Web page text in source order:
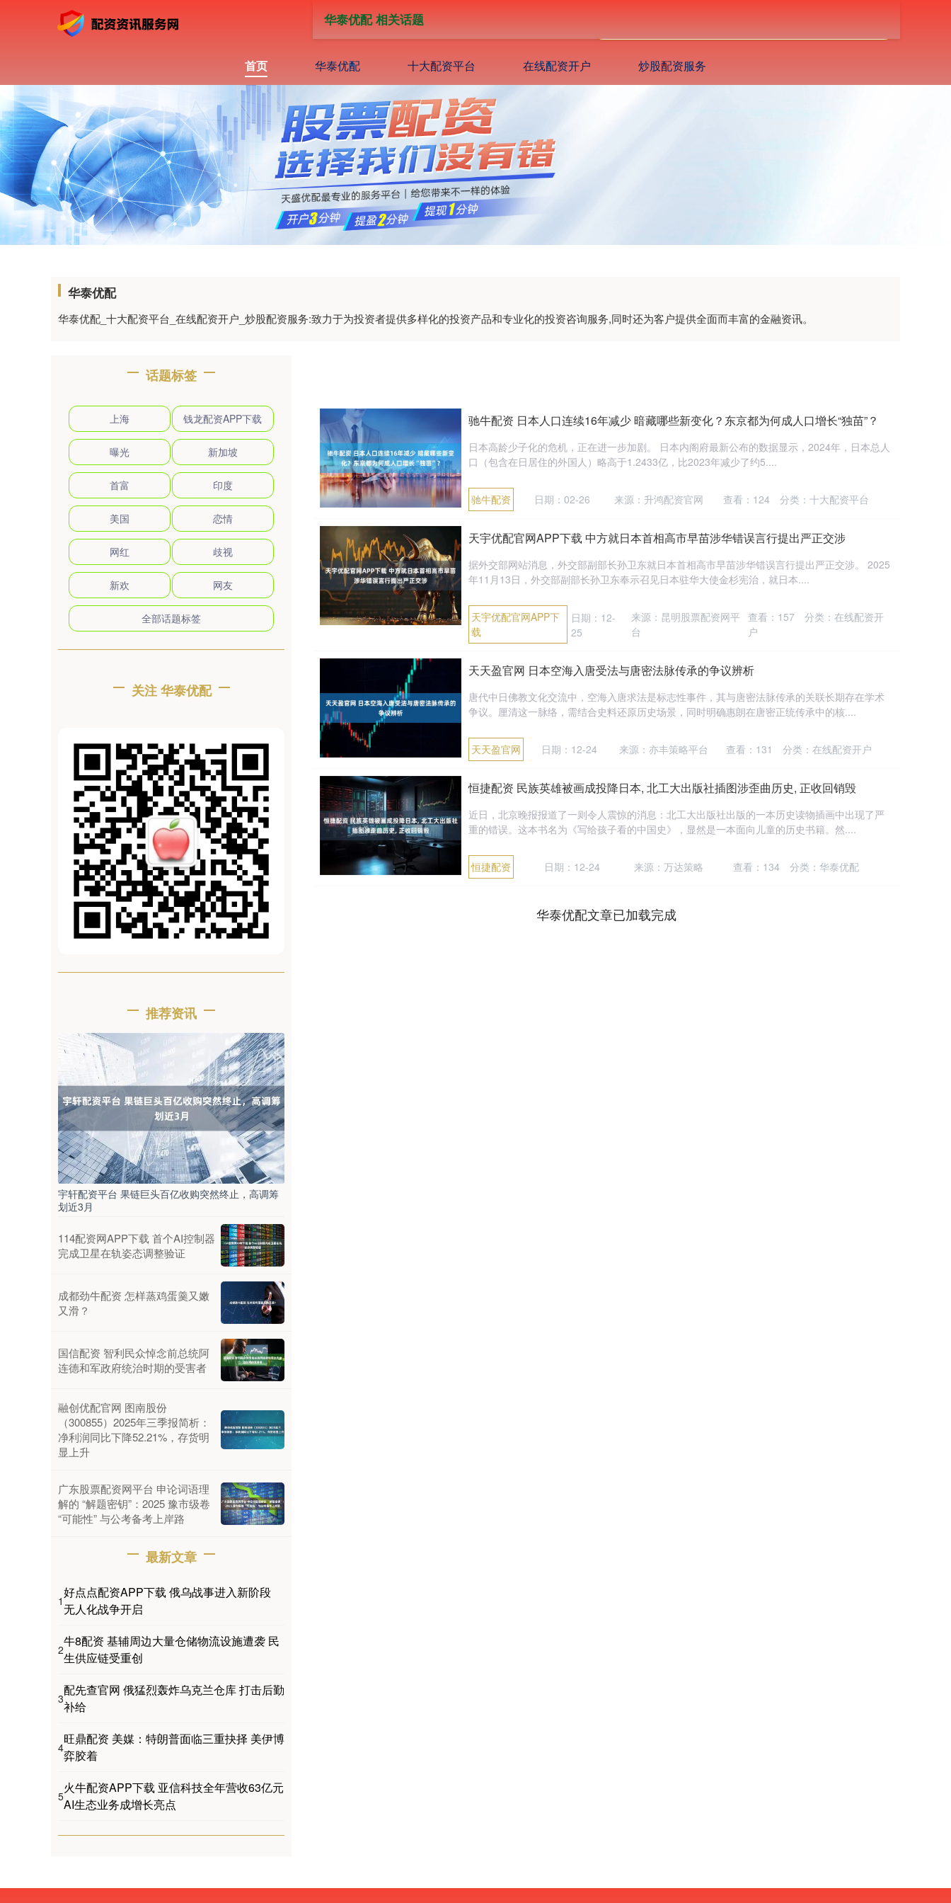
首页 华泰优配 十大配资平台 在线配资开户 炒股配资服务
华泰优配
华泰优配_十大配资平台_在线配资开户_炒股配资服务:致力于为投资者提供多样化的投资产品和专业化的投资咨询服务,同时还为客户提供全面而丰富的金融资讯。
华泰优配 相关话题
驰牛配资 日本人口连续16年减少 暗藏哪些新变化？东京都为何成人口增长“独苗”？
日本高龄少子化的危机，正在进一步加剧。 日本内阁府最新公布的数据显示，2024年，日本总人
口（包含在日居住的外国人）略高于1.2433亿，比2023年减少了约5....
驰牛配资 日期：02-26 来源：升鸿配资官网 查看： 124 分类：十大配资平台
天宇优配官网APP下载 中方就日本首相高市早苗涉华错误言行提出严正交涉
据外交部网站消息，外交部副部长孙卫东就日本首相高市早苗涉华错误言行提出严正交涉。 2025
年11月13日，外交部副部长孙卫东奉示召见日本驻华大使金杉宪治，就日本....
天宇优配官网APP下
载
日期：12-
25
来源：昆明股票配资网平
台
查看： 157 分类： 在线配资开
户
天天盈官网 日本空海入唐受法与唐密法脉传承的争议辨析
唐代中日佛教文化交流中，空海入唐求法是标志性事件，其与唐密法脉传承的关联长期存在学术
争议。厘清这一脉络，需结合史料还原历史场景，同时明确惠朗在唐密正统传承中的核....
天天盈官网 日期：12-24 来源：亦丰策略平台 查看： 131 分类： 在线配资开户
恒捷配资 民族英雄被画成投降日本, 北工大出版社插图涉歪曲历史, 正收回销毁
近日，北京晚报报道了一则令人震惊的消息：北工大出版社出版的一本历史读物插画中出现了严
重的错误。这本书名为《写给孩子看的中国史》，显然是一本面向儿童的历史书籍。然....
恒捷配资 日期：12-24 来源：万达策略 查看： 134 分类：华泰优配
华泰优配文章已加载完成
话题标签
上海 钱龙配资APP下载
曝光 新加坡
首富 印度
美国 恋情
网红 歧视
新欢 网友
全部话题标签
关注 华泰优配
推荐资讯
宇轩配资平台 果链巨头百亿收购突然终止，高调筹
划近3月
114配资网APP下载 首个AI控制器
完成卫星在轨姿态调整验证
成都劲牛配资 怎样蒸鸡蛋羹又嫩
又滑？
国信配资 智利民众悼念前总统阿
连德和军政府统治时期的受害者
融创优配官网 图南股份
（300855）2025年三季报简析：
净利润同比下降52.21%，存货明
显上升
广东股票配资网平台 申论词语理
解的 “解题密钥”：2025 豫市级卷
“可能性” 与公考备考上岸路
最新文章
1
好点点配资APP下载 俄乌战事进入新阶段
无人化战争开启
2
牛8配资 基辅周边大量仓储物流设施遭袭 民
生供应链受重创
3
配先查官网 俄猛烈轰炸乌克兰仓库 打击后勤
补给
4
旺鼎配资 美媒：特朗普面临三重抉择 美伊博
弈胶着
5
火牛配资APP下载 亚信科技全年营收63亿元
AI生态业务成增长亮点